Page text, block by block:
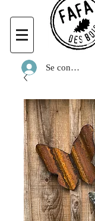
Se connecter